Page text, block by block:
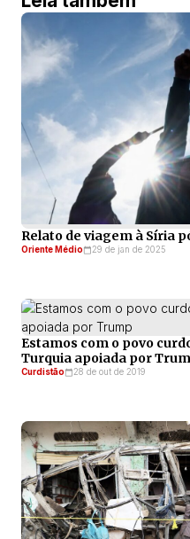
Relato de viagem à Síria
Oriente Médio 29 de jan de 2025
Estamos com o povo
Turquia apoiada por
Curdistão 28 de out de 2019